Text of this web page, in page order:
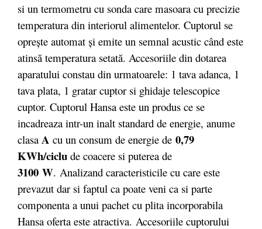
si un termometru cu sonda care masoara cu precizie
temperatura din interiorul alimentelor. Cuptorul se
opreşte automat şi emite un semnal acustic când este
atinsă temperatura setată. Accesoriile din dotarea
aparatului constau din urmatoarele: 1 tava adanca, 1
tava plata, 1 gratar cuptor si ghidaje telescopice
cuptor. Cuptorul Hansa este un produs ce se
incadreaza intr-un inalt standard de energie, anume
clasa A cu un consum de energie de 0,79
KWh/ciclu de coacere si puterea de
3100 W. Analizand caracteristicile cu care este
prevazut dar si faptul ca poate veni ca si parte
componenta a unui pachet cu plita incorporabila
Hansa oferta este atractiva. Accesoriile cuptorului